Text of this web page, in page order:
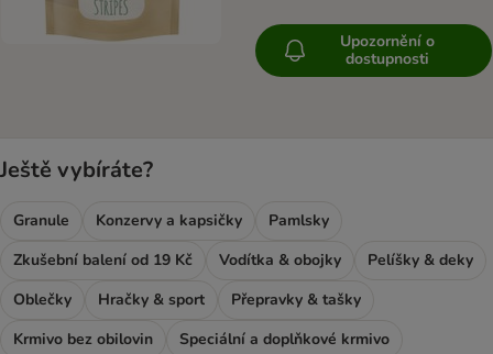
Upozornění o
dostupnosti
Ještě vybíráte?
Granule Konzervy a kapsičky
Pamlsky
Zkušební balení od 19 Kč
Vodítka & obojky
Pelíšky & deky
Oblečky
Hračky & sport
Přepravky & tašky
Krmivo bez obilovin
Speciální a doplňkové krmivo